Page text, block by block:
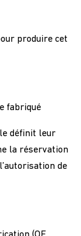
produire cet
fabriqué
définit leur
la réservation
de